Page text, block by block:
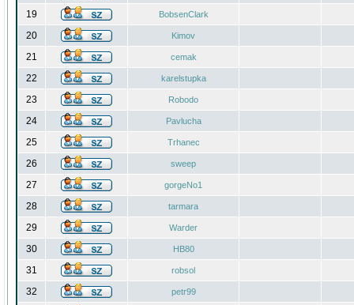
19 BobsenClark
20 Kimov
21 cemak
22 karelstupka
23 Robodo
24 Pavlucha
25 Trhanec
26 sweep
27 gorgeNo1
28 tarmara
29 Warder
30 HB80
31 robsol
32 petr99